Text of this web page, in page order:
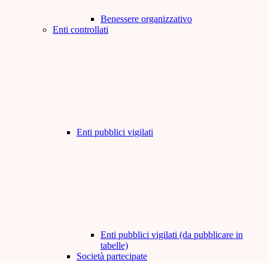
Benessere organizzativo
Enti controllati
Enti pubblici vigilati
Enti pubblici vigilati (da pubblicare in
tabelle)
Società partecipate